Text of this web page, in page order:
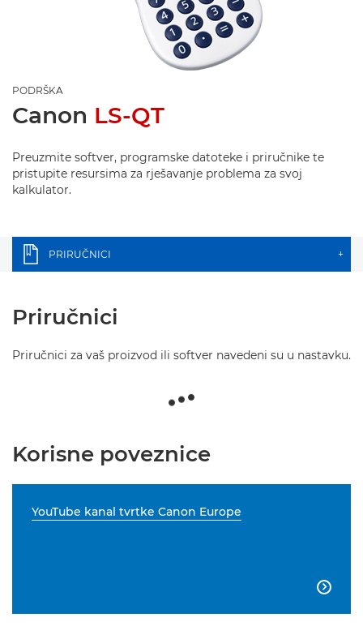
PODRŠKA
Canon LS-QT
Preuzmite softver, programske datoteke i priručnike te
pristupite resursima za rješavanje problema za svoj
kalkulator.
PRIRUČNICI +
Priručnici
Priručnici za vaš proizvod ili softver navedeni su u nastavku.
Korisne poveznice
YouTube kanal tvrtke Canon Europe
